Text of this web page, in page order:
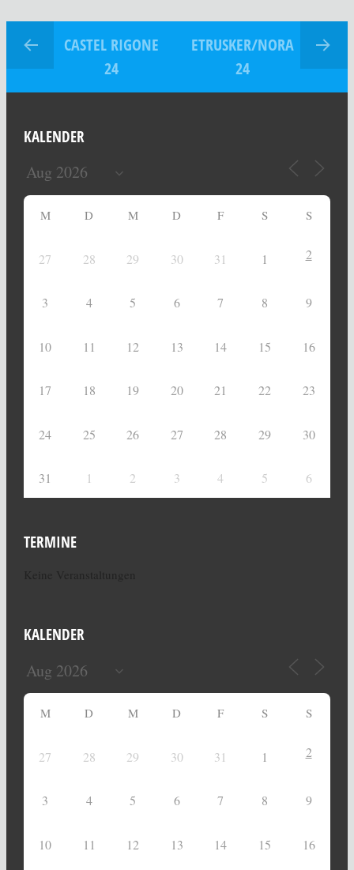
CASTEL RIGONE
24
ETRUSKER/NORA
24
KALENDER
M D M D F S S
27 28 29 30 31 1 2
3 4 5 6 7 8 9
10 11 12 13 14 15 16
17 18 19 20 21 22 23
24 25 26 27 28 29 30
31 1 2 3 4 5 6
TERMINE
KALENDER
M D M D F S S
27 28 29 30 31 1 2
3 4 5 6 7 8 9
10 11 12 13 14 15 16